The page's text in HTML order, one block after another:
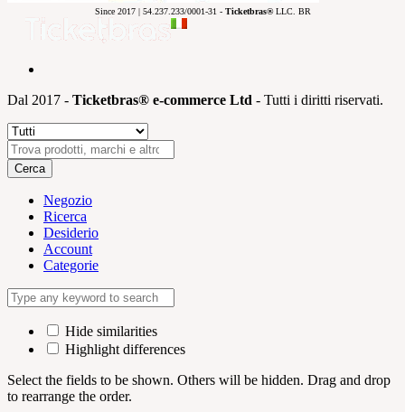
Since 2017 | 54.237.233/0001-31 - Ticketbras®LLC. BR
Dal 2017 - Ticketbras® e-commerce Ltd - Tutti i diritti riservati.
Cerca
Negozio
Ricerca
Desiderio
Account
Categorie
Hide similarities
Highlight differences
Select the fields to be shown. Others will be hidden. Drag and drop
to rearrange the order.